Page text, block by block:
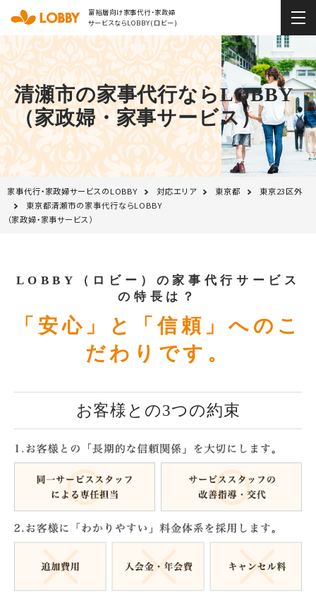
富裕層向け家事代行・家政婦
サービスならLOBBY(ロビー)
清瀬市の家事代行ならLOBBY
（家政婦・家事サービス）
家事代行・家政婦サービスのLOBBY 対応エリア 東京都
東京23区外
東京都清瀬市の家事代行ならLOBBY
（家政婦・家事サービス）
LOBBY（ロビー）の家事代行サービス
の特長は？
「安心」と「信頼」へのこ
だわりです。
お客様との3つの約束